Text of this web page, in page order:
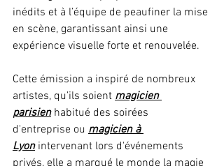
inédits et à l’équipe de peaufiner la mise
en scène, garantissant ainsi une
expérience visuelle forte et renouvelée.
Cette émission a inspiré de nombreux
artistes, qu’ils soient magicien
parisien habitué des soirées
d'entreprise ou magicien à
Lyon intervenant lors d'événements